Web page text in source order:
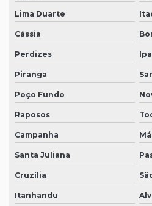
Lima Duarte
Cássia
Perdizes
Piranga
Poço Fundo
Raposos
Campanha
Santa Juliana
Cruzília
Itanhandu